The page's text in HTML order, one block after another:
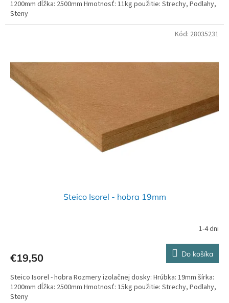
1200mm dĺžka: 2500mm Hmotnosť: 11kg použitie: Strechy, Podlahy,
Steny
Steico Isorel - hobra 19mm
1-4 dni
€19,50 Do košíka
Steico Isorel - hobra Rozmery izolačnej dosky: Hrúbka: 19mm šírka:
1200mm dĺžka: 2500mm Hmotnosť: 15kg použitie: Strechy, Podlahy,
Steny
Kód: 28035231